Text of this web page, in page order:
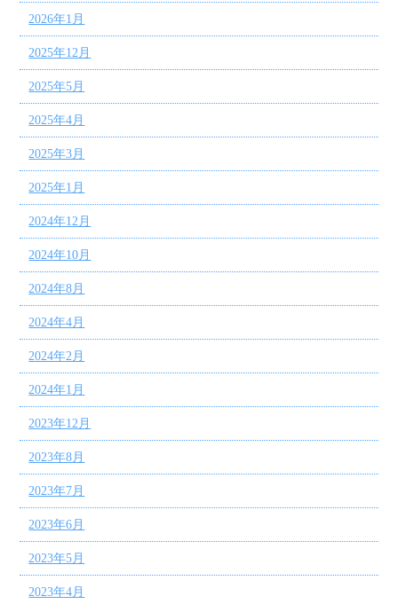
2026年1月
2025年12月
2025年5月
2025年4月
2025年3月
2025年1月
2024年12月
2024年10月
2024年8月
2024年4月
2024年2月
2024年1月
2023年12月
2023年8月
2023年7月
2023年6月
2023年5月
2023年4月